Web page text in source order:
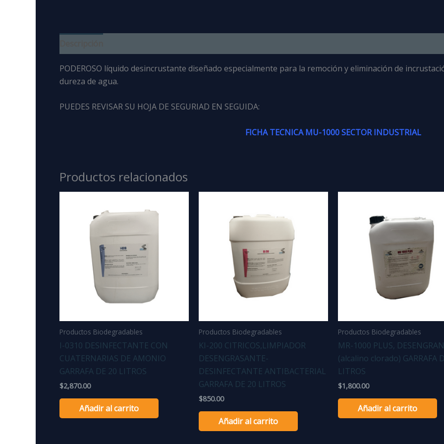
PODEROSO líquido desincrustante diseñado especialmente para la remoción y eliminación de
dureza de agua.
PUEDES REVISAR SU HOJA DE SEGURIAD EN SEGUIDA:
FICHA TECNICA MU-1000 SECTOR INDUSTRIAL
Productos relacionados
Productos Biodegradables
I-0310 DESINFECTANTE CON
CUATERNARIAS DE AMONIO
GARRAFA DE 20 LITROS
$2,870.00
Añadir al carrito
Productos Biodegradables
KI-200 CITRICOS,LIMPIADOR
DESENGRASANTE-
DESINFECTANTE ANTIBACTERIAL
GARRAFA DE 20 LITROS
$850.00
Añadir al carrito
Productos Biodegradables
MR-1000 PLUS,
(alcalino clorado) GARRAFA
LITROS
$1,800.00
Añadir al carrito